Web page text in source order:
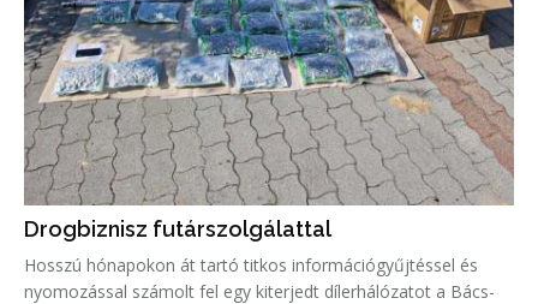
Drogbiznisz futárszolgálattal
Hosszú hónapokon át tartó titkos információgyűjtéssel és
nyomozással számolt fel egy kiterjedt dílerhálózatot a Bács-